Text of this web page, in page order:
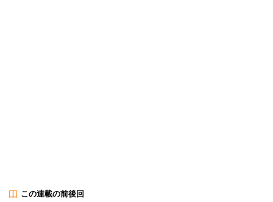
この連載の前後回